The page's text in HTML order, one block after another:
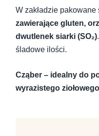
W zakładzie pakowane
zawierające gluten,
dwutlenek siarki (SO₂)
śladowe ilości.
Cząber – idealny do
wyrazistego